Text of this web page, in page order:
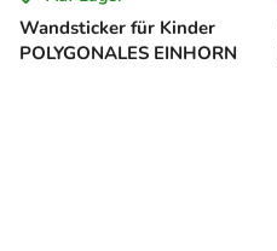
Wandsticker für Kinder
POLYGONALES EINHORN